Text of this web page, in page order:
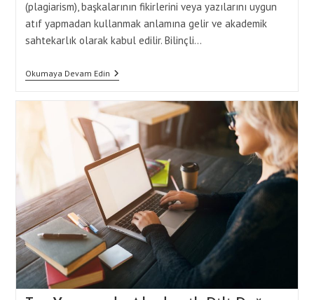
(plagiarism), başkalarının fikirlerini veya yazılarını uygun
atıf yapmadan kullanmak anlamına gelir ve akademik
sahtekarlık olarak kabul edilir. Bilinçli…
Okumaya Devam EdinTez
Tamamlama
Plagiarism
(İntihal)
Önleme
Yöntemleri